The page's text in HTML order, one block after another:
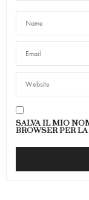
SALVA IL MIO
BROWSER PER